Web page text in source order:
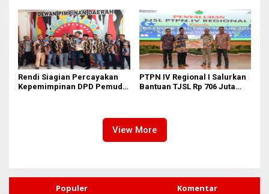
Ahmad
Rendi Siagian Percayakan
Kepemimpinan DPD Pemuda
PTPN IV Regional I Salurkan
Bantuan TJSL Rp 706 Juta
View More
Populer Komentar